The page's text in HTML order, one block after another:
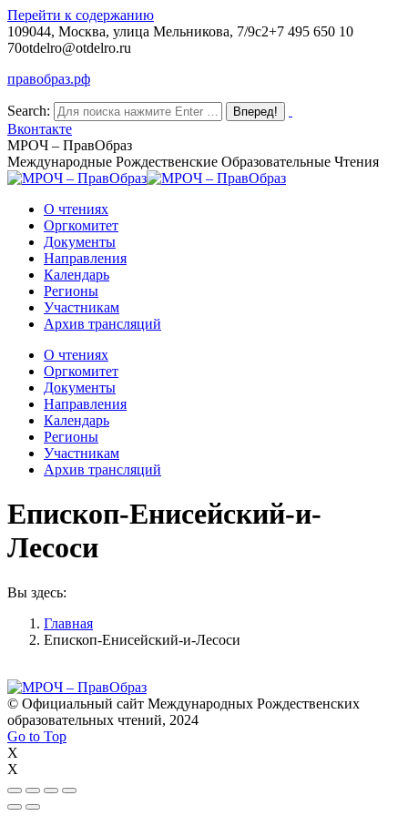
Перейти к содержанию
109044, Москва, улица Мельникова, 7/9с2+7 495 650 10
70otdelro@otdelro.ru
правобраз.рф
Search:
Вконтакте
МРОЧ – ПравОбраз
Международные Рождественские Образовательные Чтения
О чтениях
Оргкомитет
Документы
Направления
Календарь
Регионы
Участникам
Архив трансляций
О чтениях
Оргкомитет
Документы
Направления
Календарь
Регионы
Участникам
Архив трансляций
Епископ-Енисейский-и-
Лесоси
Вы здесь:
Главная
Епископ-Енисейский-и-Лесоси
© Официальный сайт Международных Рождественских
образовательных чтений, 2024
Go to Top
X
X